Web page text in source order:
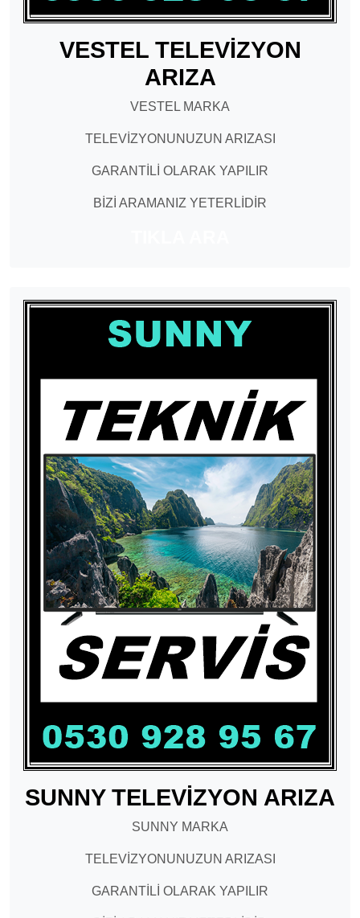
VESTEL TELEVİZYON
ARIZA
VESTEL MARKA
TELEVİZYONUNUZUN ARIZASI
GARANTİLİ OLARAK YAPILIR
BİZİ ARAMANIZ YETERLİDİR
SUNNY TELEVİZYON ARIZA
SUNNY MARKA
TELEVİZYONUNUZUN ARIZASI
GARANTİLİ OLARAK YAPILIR